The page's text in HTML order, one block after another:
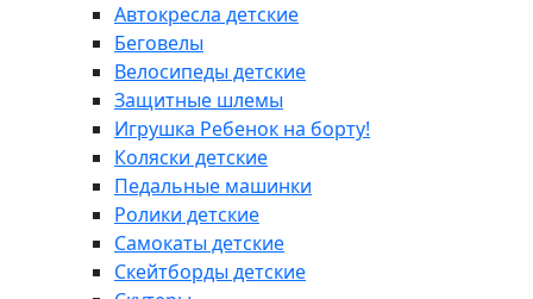
Автокресла детские
Беговелы
Велосипеды детские
Защитные шлемы
Игрушка Ребенок на борту!
Коляски детские
Педальные машинки
Ролики детские
Самокаты детские
Скейтборды детские